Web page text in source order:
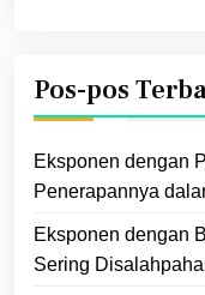
Pos-pos
Eksponen dengan
Penerapannya
Eksponen dengan
Sering